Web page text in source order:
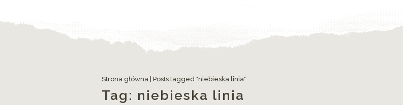
Strona główna Posts tagged "niebieska linia"
Tag: niebieska linia